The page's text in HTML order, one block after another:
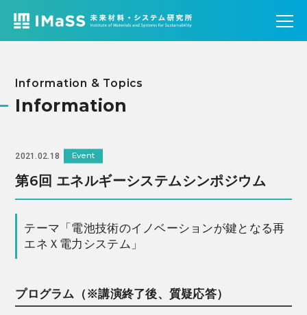
Information & Topics
Information
2021.02.18 Event
第6回 エネルギーシステムシンポジウム
テーマ「電池技術のイノベーションが鍵となる再
エネＸ電力システム」
プログラム（※講演終了後、質疑応答）